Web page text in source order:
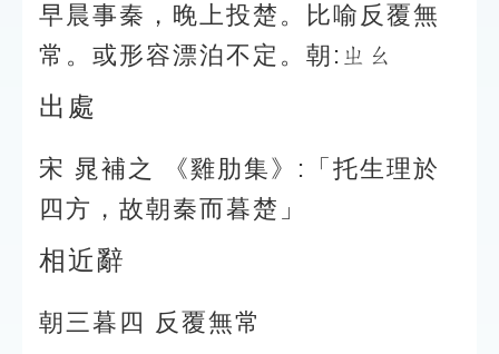
早晨事秦，晚上投楚。比喻反覆無
常。或形容漂泊不定。朝:ㄓㄠ
出處
宋 晁補之 《雞肋集》:「托生理於
四方，故朝秦而暮楚」
相近辭
朝三暮四 反覆無常